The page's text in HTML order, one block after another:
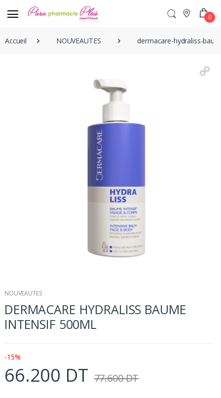
0
Accueil NOUVEAUTES dermacare-hydraliss-
NOUVEAUTES
DERMACARE HYDRALISS BAUME
INTENSIF 500ML
-15%
66.200 DT 77.600 DT